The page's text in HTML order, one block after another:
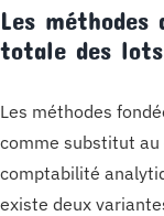
Les
totale des lots
Les méthodes
comme substitut au
comptabilité
existe deux